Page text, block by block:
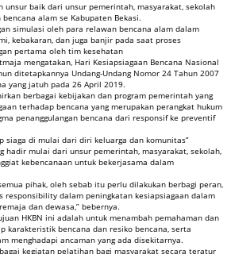
baik dari unsur pemerintah, masyarakat, sekolah
alam se Kabupaten Bekasi.
simulasi oleh para relawan bencana alam dalam
kebakaran, dan juga banjir pada saat proses
pertama oleh tim kesehatan
mengatakan, Hari Kesiapsiagaan Bencana Nasional
ditetapkannya Undang-Undang Nomor 24 Tahun 2007
yang jatuh pada 26 April 2019.
berbagai kebijakan dan program pemerintah yang
terhadap bencana yang merupakan perangkat hukum
penanggulangan bencana dari responsif ke preventif
siaga di mulai dari diri keluarga dan komunitas”
hadir mulai dari unsur pemerintah, masyarakat, sekolah,
kebencanaan untuk bekerjasama dalam
pihak, oleh sebab itu perlu dilakukan berbagi peran,
responsibility dalam peningkatan kesiapsiagaan dalam
dan dewasa,” bebernya.
HKBN ini adalah untuk menambah pemahaman dan
karakteristik bencana dan resiko bencana, serta
menghadapi ancaman yang ada disekitarnya.
kegiatan pelatihan bagi masyarakat secara teratur